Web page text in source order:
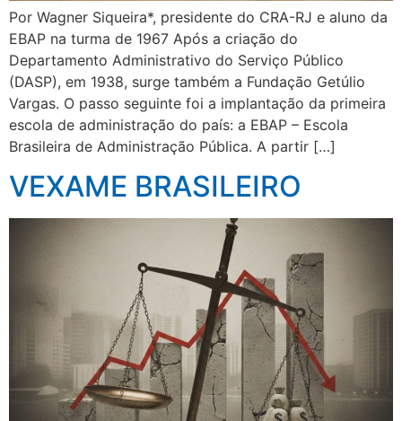
Por Wagner Siqueira*, presidente do CRA-RJ e aluno da
EBAP na turma de 1967 Após a criação do
Departamento Administrativo do Serviço Público
(DASP), em 1938, surge também a Fundação Getúlio
Vargas. O passo seguinte foi a implantação da primeira
escola de administração do país: a EBAP – Escola
Brasileira de Administração Pública. A partir […]
VEXAME BRASILEIRO